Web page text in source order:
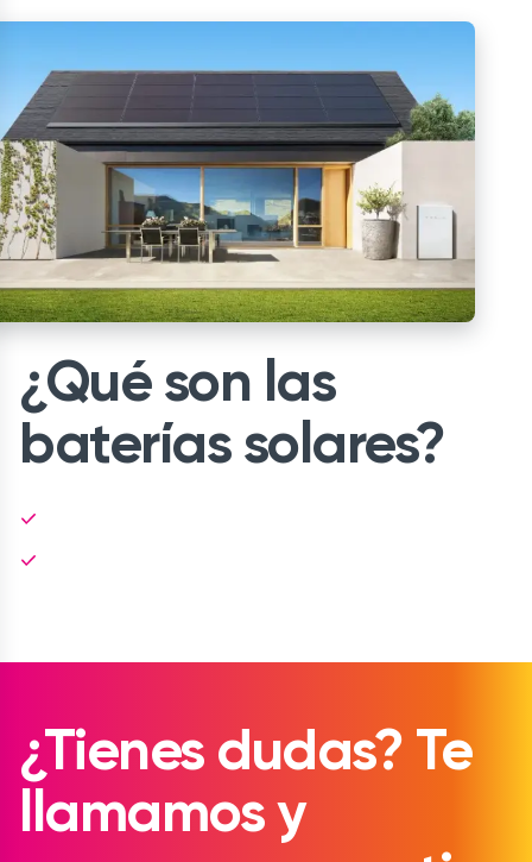
¿Qué son las
baterías solares?
¿Tienes dudas? Te
llamamos y